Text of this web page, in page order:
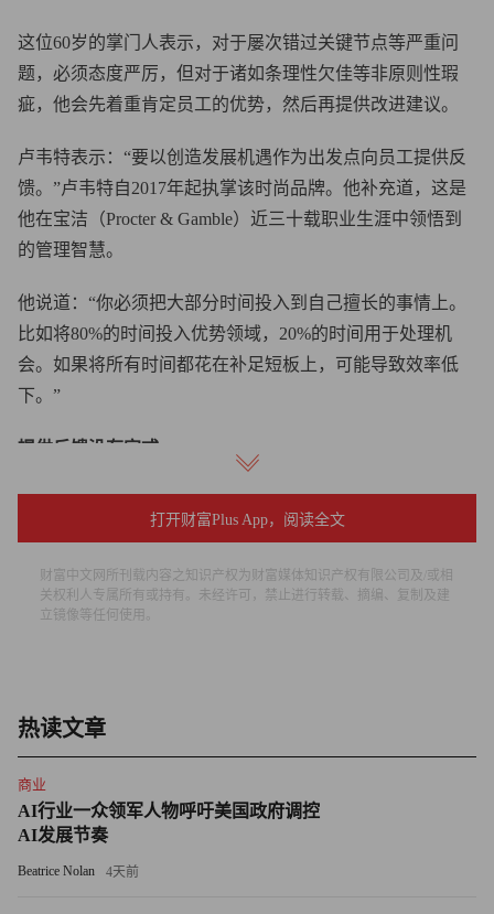
这位60岁的掌门人表示，对于屡次错过关键节点等严重问
题，必须态度严厉，但对于诸如条理性欠佳等非原则性瑕
疵，他会先着重肯定员工的优势，然后再提供改进建议。
卢韦特表示：“要以创造发展机遇作为出发点向员工提供反
馈。”卢韦特自2017年起执掌该时尚品牌。他补充道，这是
他在宝洁（Procter & Gamble）近三十载职业生涯中领悟到
的管理智慧。
他说道：“你必须把大部分时间投入到自己擅长的事情上。
比如将80%的时间投入优势领域，20%的时间用于处理机
会。如果将所有时间都花在补足短板上，可能导致效率低
下。”
提供反馈没有定式
发现，约75%的职场人士渴望在工作中获得更多价值认同。
力缺口，能帮助他们避免成为最先被裁员的对象。
特方式，向员工传达工作评价。
全球最大加密货币交易所币安（Binance）前首席执行官赵
长鹏奉行“灵光乍现即刻反馈”的原则。
2022年，赵长鹏在一篇博客中写道：“我更喜欢当众提供反
打开财富Plus App，阅读全文
财富中文网所刊载内容之知识产权为财富媒体知识产权有限公司及/或相
关权利人专属所有或持有。未经许可，禁止进行转载、摘编、复制及建
立镜像等任何使用。
热读文章
商业
AI行业一众领军人物呼吁美国政府调控
AI发展节奏
Beatrice Nolan 4天前